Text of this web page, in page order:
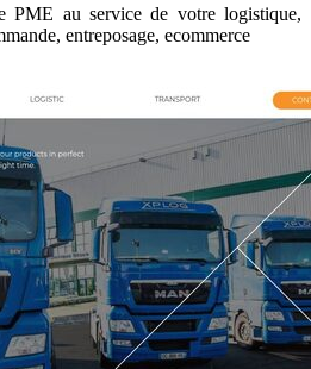
PME au service de votre logistique,
entreposage, ecommerce